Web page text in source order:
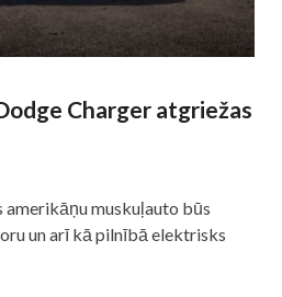
Charger atgriežas
amerikāņu muskuļauto būs
un arī kā pilnībā elektrisks